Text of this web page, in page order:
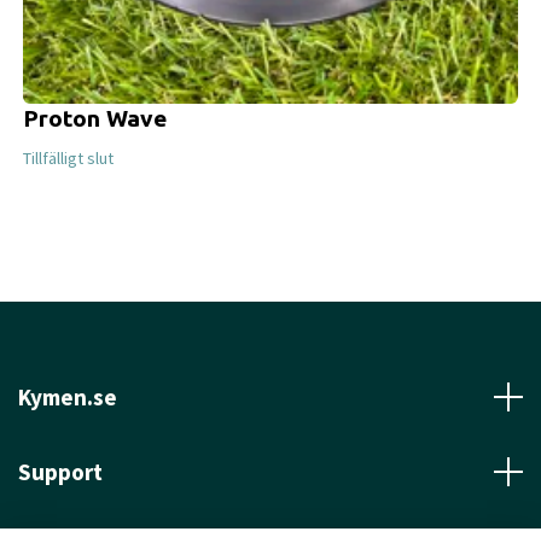
Proton Wave
Tillfälligt slut
Kymen.se
Support